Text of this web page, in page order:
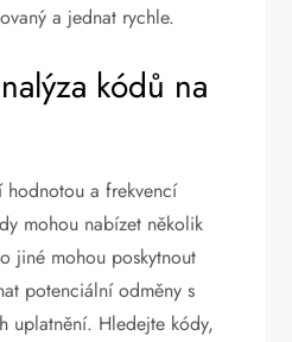
a jednat rychle.
kódů na
hodnotou a frekvencí
mohou nabízet několik
jiné mohou poskytnout
potenciální odměny s
uplatnění. Hledejte kódy,